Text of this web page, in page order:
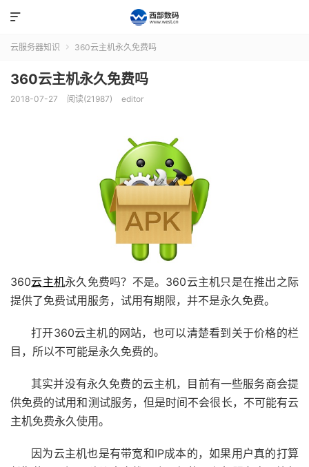

云服务器知识  360云主机永久免费吗
360云主机永久免费吗
2018-07-27 阅读(21987) editor
360云主机永久免费吗？不是。360云主机只是在推出之际
提供了免费试用服务，试用有期限，并不是永久免费。
打开360云主机的网站，也可以清楚看到关于价格的栏
目，所以不可能是永久免费的。
其实并没有永久免费的云主机，目前有一些服务商会提
供免费的试用和测试服务，但是时间不会很长，不可能有云
主机免费永久使用。
因为云主机也是有带宽和IP成本的，如果用户真的打算